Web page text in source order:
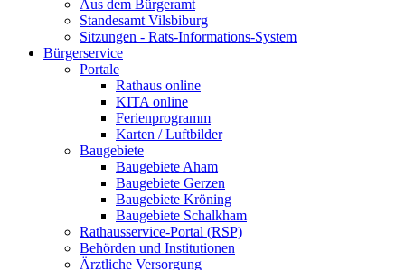
Aus dem Bürgeramt
Standesamt Vilsbiburg
Sitzungen - Rats-Informations-System
Bürgerservice
Portale
Rathaus online
KITA online
Ferienprogramm
Karten / Luftbilder
Baugebiete
Baugebiete Aham
Baugebiete Gerzen
Baugebiete Kröning
Baugebiete Schalkham
Rathausservice-Portal (RSP)
Behörden und Institutionen
Ärztliche Versorgung